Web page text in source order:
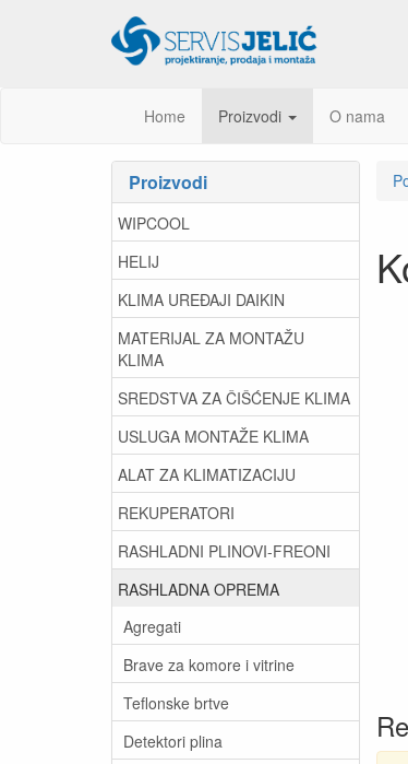
Home Proizvodi O nama
Proizvodi
WIPCOOL
HELIJ
KLIMA UREĐAJI DAIKIN
MATERIJAL ZA MONTAŽU
KLIMA
SREDSTVA ZA ČIŠĆENJE KLIMA
USLUGA MONTAŽE KLIMA
ALAT ZA KLIMATIZACIJU
REKUPERATORI
RASHLADNI PLINOVI-FREONI
RASHLADNA OPREMA
Agregati
Brave za komore i vitrine
Teflonske brtve
Detektori plina